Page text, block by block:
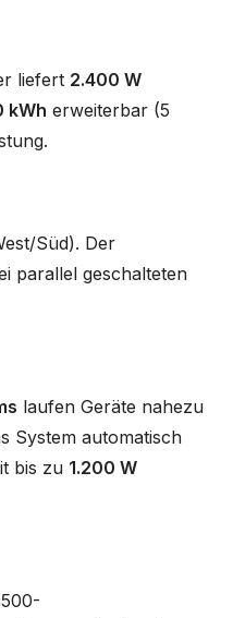
liefert 2.400 W
kWh erweiterbar (5
Süd). Der
parallel geschalteten
laufen Geräte nahezu
System automatisch
bis zu 1.200 W